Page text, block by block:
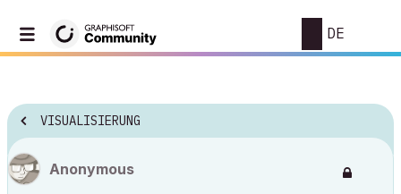
DE
VISUALISIERUNG
Anonymous